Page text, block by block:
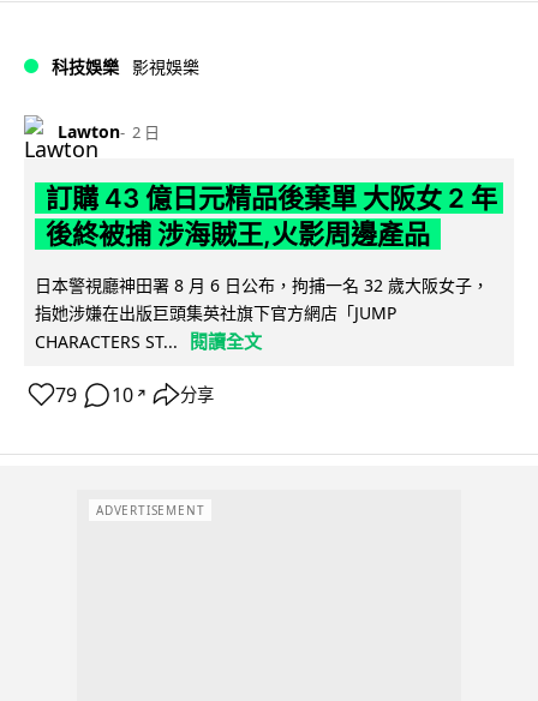
科技娛樂 影視娛樂
Lawton 2 日
訂購 43 億日元精品後棄單 大阪女 2 年
後終被捕 涉海賊王,火影周邊產品
日本警視廳神田署 8 月 6 日公布，拘捕一名 32 歲大阪女子，
指她涉嫌在出版巨頭集英社旗下官方網店「JUMP
CHARACTERS ST...
閱讀全文
79 10 ↗ 分享
ADVERTISEMENT